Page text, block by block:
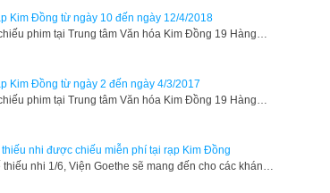
Kim Đồng từ ngày 10 đến ngày 12/4/2018
phim tại Trung tâm Văn hóa Kim Đồng 19 Hàng…
Kim Đồng từ ngày 2 đến ngày 4/3/2017
phim tại Trung tâm Văn hóa Kim Đồng 19 Hàng…
thiếu nhi được chiếu miễn phí tại rạp Kim Đồng
thiếu nhi 1/6, Viện Goethe sẽ mang đến cho các khán…